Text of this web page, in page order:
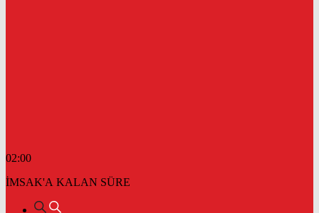
02:00
İMSAK'A KALAN SÜRE